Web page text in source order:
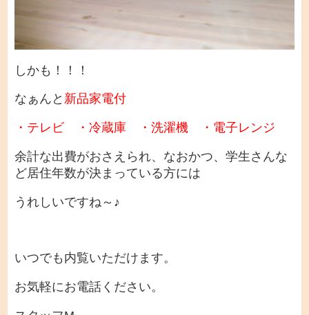
しかも！！！
なぁんと 新品家電付
・テレビ ・冷蔵庫 ・洗濯機 ・電子レンジ
余計な出費がおさえられ、なおかつ、学生さんな
ど居住年数が決まっている方には
うれしいですね～♪
いつでも内覧いただけます。
お気軽にお電話ください。